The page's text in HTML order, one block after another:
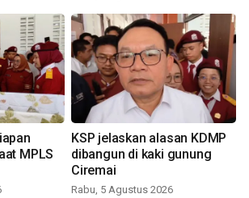
MPLS
KSP jelaskan alasan KDMP
dibangun di kaki gunung
Ciremai
Rabu, 5 Agustus 2026